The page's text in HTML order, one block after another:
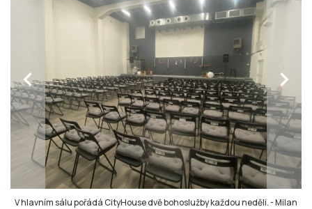
chevron_left chevron_right
V hlavním sálu pořádá CityHouse dvě bohoslužby každou neděli.-Milan